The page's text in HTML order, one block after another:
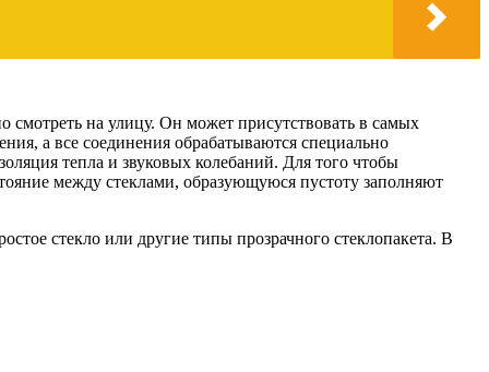
на улицу. Он может присутствовать в самых
а все соединения обрабатываются специально
тепла и звуковых колебаний. Для того чтобы
между стеклами, образующуюся пустоту заполняют
стекло или другие типы прозрачного стеклопакета. В